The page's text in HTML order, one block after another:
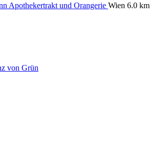
Apothekertrakt und Orangerie Wien 6.0 km
von Grün